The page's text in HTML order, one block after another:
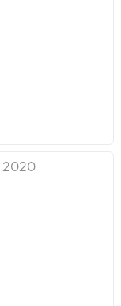
2020